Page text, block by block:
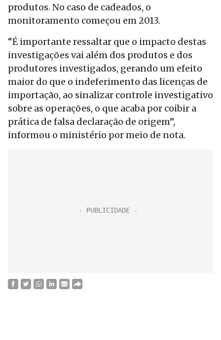
produtos. No caso de cadeados, o
monitoramento começou em 2013.
“É importante ressaltar que o impacto destas
investigações vai além dos produtos e dos
produtores investigados, gerando um efeito
maior do que o indeferimento das licenças de
importação, ao sinalizar controle investigativo
sobre as operações, o que acaba por coibir a
prática de falsa declaração de origem”,
informou o ministério por meio de nota.